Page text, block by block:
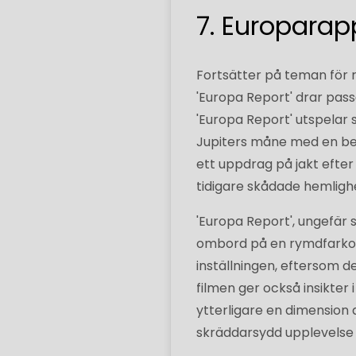
7.
Fortsätter på teman för
'Europa Report' drar
'Europa Report' utspelar
Jupiters måne med en
ett uppdrag på jakt efter
tidigare skådade
'Europa Report', ungefär
ombord på en
inställningen, eftersom
filmen ger också insikter
ytterligare en dimension
skräddarsydd